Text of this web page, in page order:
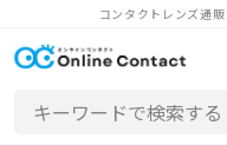
コンタクトレンズ通